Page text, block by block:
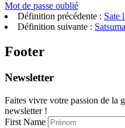
Mot de passe oublié
Définition précédente : Sate
Définition suivante :
Footer
Newsletter
Faites vivre votre passion de la
newsletter !
First Name